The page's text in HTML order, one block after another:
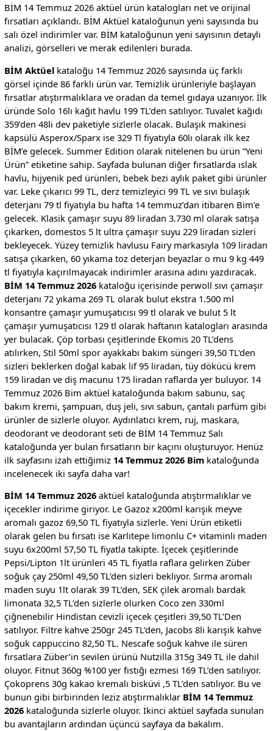
BİM 14 Temmuz 2026 aktüel ürün katalogları net ve orijinal
fırsatları açıklandı. BİM Aktüel kataloğunun yeni sayısında bu
salı özel indirimler var. BİM kataloğunun yeni sayısının detaylı
analizi, görselleri ve merak edilenleri burada.
BİM Aktüelkataloğu 14 Temmuz 2026 sayısında üç farklı
görsel içinde 86 farklı ürün var. Temizlik ürünleriyle başlayan
fırsatlar atıştırmalıklara ve oradan da temel gıdaya uzanıyor. İlk
üründe Solo 16lı kağıt havlu 199 TL’den satılıyor. Tuvalet kağıdı
359’den 48li dev paketiyle sizlerle olacak. Bulaşık makinesi
kapsülü Asperox/Sparx ise 329 Tl fiyatıyla 60lı olarak ilk kez
BİM’e gelecek. Summer Edition olarak nitelenen bu ürün “Yeni
Ürün” etiketine sahip. Sayfada bulunan diğer fırsatlarda ıslak
havlu, hijyenik ped ürünleri, bebek bezi aylık paket gibi ürünler
var. Leke çıkarıcı 99 TL, derz temizleyici 99 TL ve sıvı bulaşık
deterjanı 79 tl fiyatıyla bu hafta 14 temmuz’dan itibaren Bim’e
gelecek. Klasik çamaşır suyu 89 liradan 3.730 ml olarak satışa
çıkarken, domestos 5 lt ultra çamaşır suyu 229 liradan sizleri
bekleyecek. Yüzey temizlik havlusu Fairy markasıyla 109 liradan
satışa çıkarken, 60 yıkama toz deterjan beyazlar o mu 9 kg 449
tl fiyatıyla kaçırılmayacak indirimler arasına adını yazdıracak.
BİM 14 Temmuz 2026kataloğu içerisinde perwoll sıvı çamaşır
deterjanı 72 yıkama 269 TL olarak bulut ekstra 1.500 ml
konsantre çamaşır yumuşatıcısı 99 tl olarak ve bulut 5 lt
çamaşır yumuşatıcısı 129 tl olarak haftanın katalogları arasında
yer bulacak. Çöp torbası çeşitlerinde Ekomis 20 TL’dens
atılırken, Stil 50ml spor ayakkabı bakım süngeri 39,50 TL’den
sizleri beklerken doğal kabak lif 95 liradan, tüy dökücü krem
159 liradan ve diş macunu 175 liradan raflarda yer buluyor. 14
Temmuz 2026 Bim aktüel kataloğunda bakım sabunu, saç
bakım kremi, şampuan, duş jeli, sıvı sabun, çantalı parfüm gibi
ürünler de sizlerle oluyor. Aydınlatıcı krem, ruj, maskara,
deodorant ve deodorant seti de BİM 14 Temmuz Salı
kataloğunda yer bulan fırsatların bir kaçını oluşturuyor. Henüz
ilk sayfasını izah ettiğimiz 14 Temmuz 2026 Bimkataloğunda
incelenecek iki sayfa daha var!
BİM 14 Temmuz 2026aktüel kataloğunda atıştırmalıklar ve
içecekler indirime giriyor. Le Gazoz x200ml karışık meyve
aromalı gazoz 69,50 TL fiyatıyla sizlerle. Yeni Ürün etiketli
olarak gelen bu fırsatı ise Karlıtepe limonlu C+ vitaminli maden
suyu 6x200ml 57,50 TL fiyatla takipte. İçecek çeşitlerinde
Pepsi/Lipton 1lt ürünleri 45 TL fiyatla raflara gelirken Züber
soğuk çay 250ml 49,50 TL’den sizleri bekliyor. Sırma aromalı
maden suyu 1lt olarak 39 TL’den, SEK çilek aromalı bardak
limonata 32,5 TL’den sizlerle olurken Coco zen 330ml
çiğnenebilir Hindistan cevizli içecek çeşitleri 39,50 TL’Den
satılıyor. Filtre kahve 250gr 245 TL’den, Jacobs 8li karışık kahve
soğuk cappuccino 82,50 TL. Nescafe soğuk kahve ile süren
fırsatlara Züber’in sevilen ürünü Nutzilla 315g 349 TL ile dahil
oluyor. Fitnut 360g %100 yer fıstığı ezmesi 169 TL’den satılıyor.
Çokoprens 30g kakao kremalı bisküvi ,5 TL’den satılıyor. Bu ve
bunun gibi birbirinden leziz atıştırmalıklar BİM 14 Temmuz
2026kataloğunda sizlerle oluyor. İkinci aktüel sayfada sunulan
bu avantajların ardından üçüncü sayfaya da bakalım.